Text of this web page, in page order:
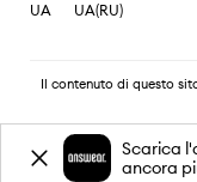
UA
UA(RU)
Il contenuto di questo
Scarica
ancora